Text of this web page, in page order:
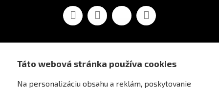
Táto webová stránka používa cookies
Na personalizáciu obsahu a reklám, poskytovanie
FacebookYoutubeVimeo Instagram
AIRSOFT OBCHOD PRAHA